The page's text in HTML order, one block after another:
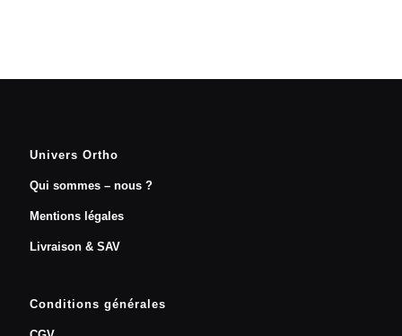
Univers Ortho
Qui sommes – nous ?
Mentions légales
Livraison & SAV
Conditions générales